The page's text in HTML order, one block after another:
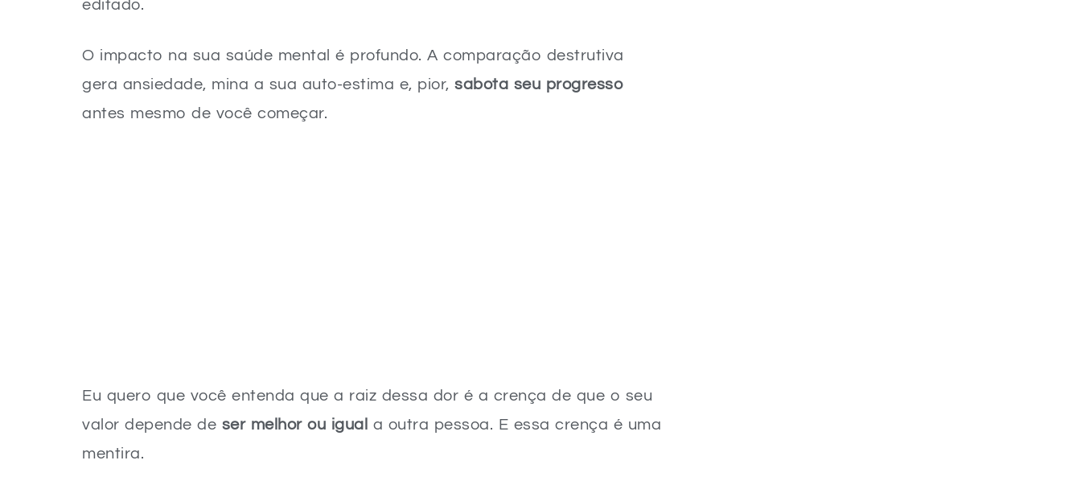
editado.
O impacto na sua saúde mental é profundo. A comparação destrutiva
gera ansiedade, mina a sua auto-estima e, pior, sabota seu progresso
antes mesmo de você começar.
Eu quero que você entenda que a raiz dessa dor é a crença de que o seu
valor depende de ser melhor ou igual a outra pessoa. E essa crença é uma
mentira.